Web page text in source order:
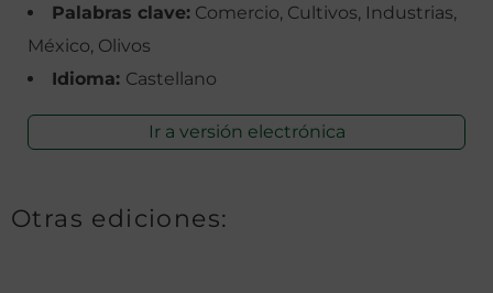
Palabras clave: Comercio, Cultivos, Industrias,
México, Olivos
Idioma: Castellano
Ir a versión electrónica
Otras ediciones: